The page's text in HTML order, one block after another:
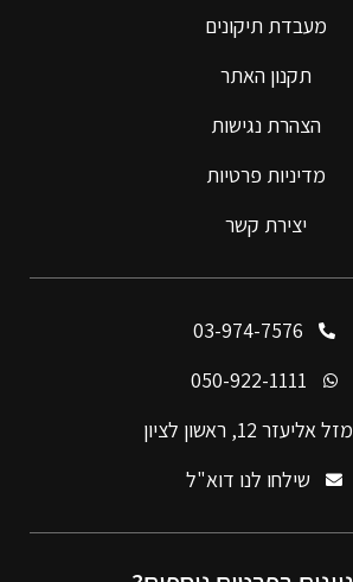
מעבדת תיקונים
תקנון האתר
הצהרת נגישות
מדיניות פרטיות
יצירת קשר
03-974-7576
050-922-1111
מזל אליעזר 12, ראשון לציון
שילחו לנו דוא"ל